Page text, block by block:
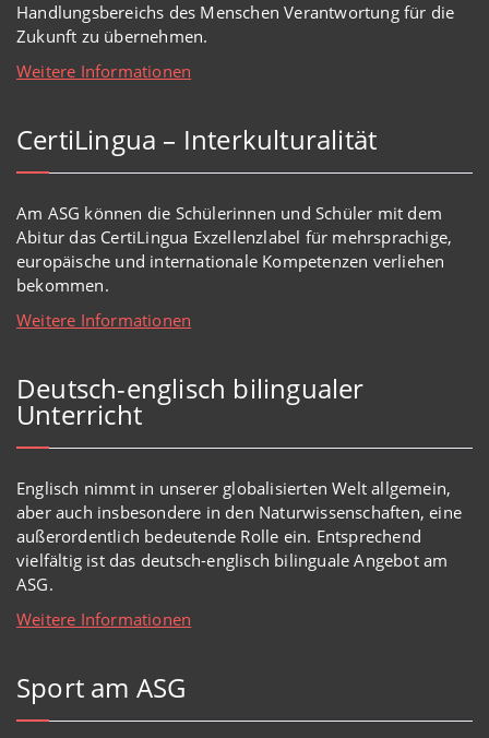
Handlungsbereichs des Menschen Verantwortung für die
Zukunft zu übernehmen.
Weitere Informationen
CertiLingua – Interkulturalität
Am ASG können die Schülerinnen und Schüler mit dem
Abitur das CertiLingua Exzellenzlabel für mehrsprachige,
europäische und internationale Kompetenzen verliehen
bekommen.
Weitere Informationen
Deutsch-englisch bilingualer
Unterricht
Englisch nimmt in unserer globalisierten Welt allgemein,
aber auch insbesondere in den Naturwissenschaften, eine
außerordentlich bedeutende Rolle ein. Entsprechend
vielfältig ist das deutsch-englisch bilinguale Angebot am
ASG.
Weitere Informationen
Sport am ASG